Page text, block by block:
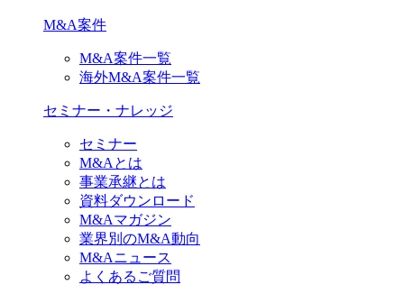
M&A案件
M&A案件一覧
海外M&A案件一覧
セミナー・ナレッジ
セミナー
M&Aとは
事業承継とは
資料ダウンロード
M&Aマガジン
業界別のM&A動向
M&Aニュース
よくあるご質問